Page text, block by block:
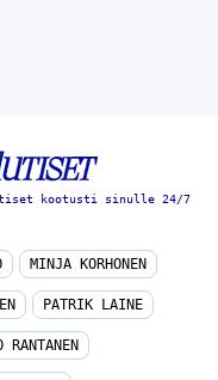
kootusti sinulle 24/7
MINJA KORHONEN
PATRIK LAINE
RANTANEN